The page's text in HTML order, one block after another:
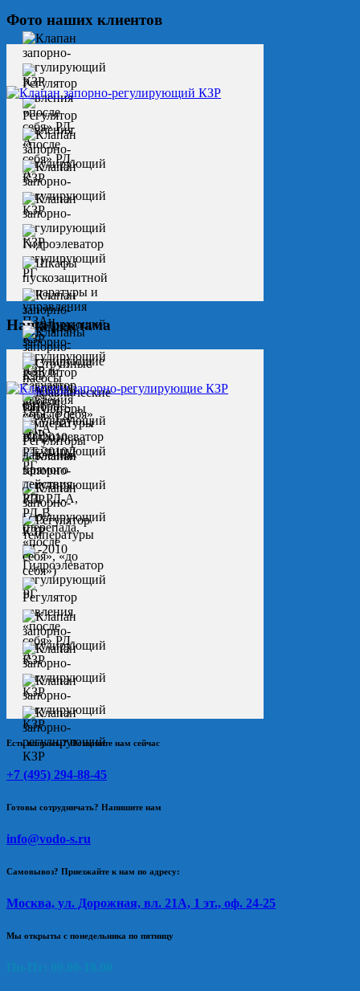
Фото наших клиентов
Наша реклама
Есть вопросы? Позвоните нам сейчас
+7 (495) 294-88-45
Готовы сотрудничать? Напишите нам
info@vodo-s.ru
Самовывоз? Приезжайте к нам по адресу:
Москва, ул. Дорожная, вл. 21А, 1 эт., оф. 24-25
Мы открыты с понедельника по пятницу